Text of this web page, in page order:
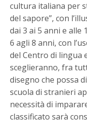
cultura italiana per
del sapore”, con
dai 3 ai 5 anni e alle
6 agli 8 anni, con
del Centro di lingua
sceglieranno, fra
disegno che possa
scuola di stranieri
necessità di
classificato sarà